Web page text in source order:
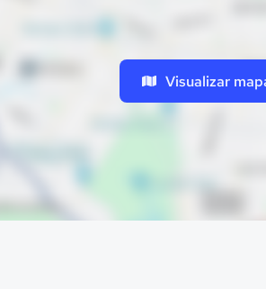
Visualizar